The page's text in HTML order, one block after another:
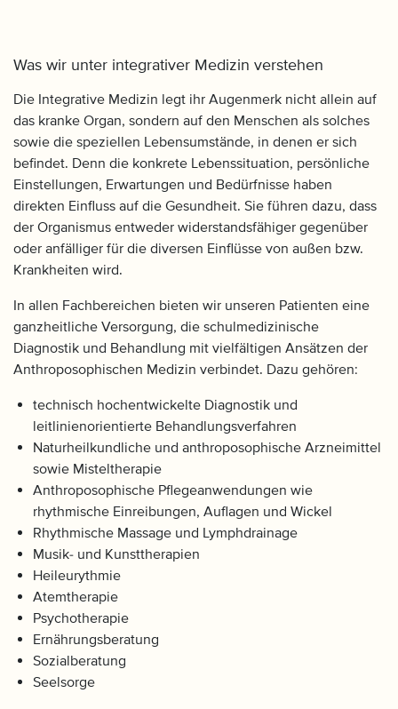
Was wir unter integrativer Medizin verstehen
Die Integrative Medizin legt ihr Augenmerk nicht allein auf
das kranke Organ, sondern auf den Menschen als solches
sowie die speziellen Lebensumstände, in denen er sich
befindet. Denn die konkrete Lebenssituation, persönliche
Einstellungen, Erwartungen und Bedürfnisse haben
direkten Einfluss auf die Gesundheit. Sie führen dazu, dass
der Organismus entweder widerstandsfähiger gegenüber
oder anfälliger für die diversen Einflüsse von außen bzw.
Krankheiten wird.
In allen Fachbereichen bieten wir unseren Patienten eine
ganzheitliche Versorgung, die schulmedizinische
Diagnostik und Behandlung mit vielfältigen Ansätzen der
Anthroposophischen Medizin verbindet. Dazu gehören:
technisch hochentwickelte Diagnostik und
leitlinienorientierte Behandlungsverfahren
Naturheilkundliche und anthroposophische Arzneimittel
sowie Misteltherapie
Anthroposophische Pflegeanwendungen wie
rhythmische Einreibungen, Auflagen und Wickel
Rhythmische Massage und Lymphdrainage
Musik- und Kunsttherapien
Heileurythmie
Atemtherapie
Psychotherapie
Ernährungsberatung
Sozialberatung
Seelsorge